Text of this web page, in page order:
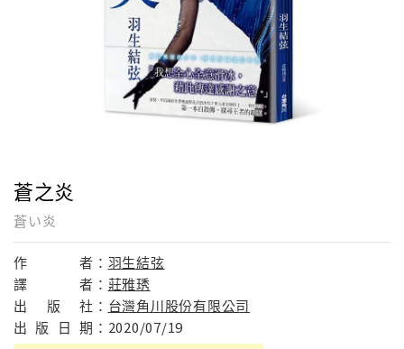
蒼之炎
蒼い炎
作 者： 羽生結弦
譯
者： 莊雅琇
出
版 社： 台灣角川股份有限公司
出 版 日 期： 2020/07/19